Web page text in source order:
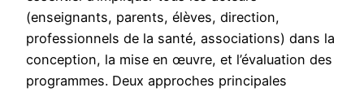
(enseignants, parents, élèves, direction,
professionnels de la santé, associations) dans la
conception, la mise en œuvre, et l’évaluation des
programmes. Deux approches principales